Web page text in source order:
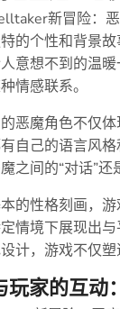
新冒险：
的个性和背景
意想不到的温
情感联系。
恶魔角色不仅
自己的语言风
之间的“对话”
的性格刻画，
情境下展现出
计，游戏不仅
玩家的互动